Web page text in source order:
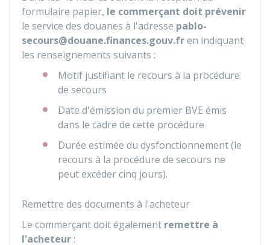
formulaire papier, le commerçant doit prévenir
le service des douanes à l'adresse pablo-
secours@douane.finances.gouv.fren indiquant
les renseignements suivants :
Motif justifiant le recours à la procédure
de secours
Date d'émission du premier BVE émis
dans le cadre de cette procédure
Durée estimée du dysfonctionnement (le
recours à la procédure de secours ne
peut excéder cinq jours).
Remettre des documents à l'acheteur
Le commerçant doit également remettre à
l'acheteur :